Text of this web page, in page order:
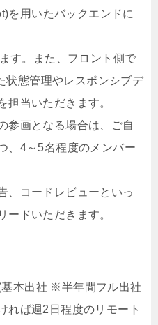
を用いたバックエンドに
す。また、フロント側で
状態管理やレスポンシブデ
担当いただきます。
参画となる場合は、ご自
、4～5名程度のメンバー
、コードレビューといっ
ードいただきます。
本出社 ※半年間フル出社
れば週2日程度のリモート